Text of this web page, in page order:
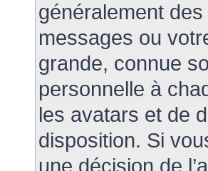
généralement
messages ou
grande, connue
personnelle à
les avatars et de
disposition. Si
une décision de